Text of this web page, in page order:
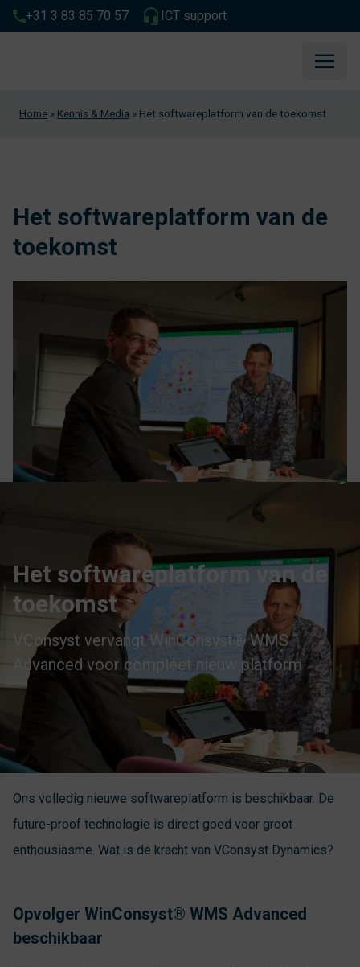
+31 3 83 85 70 57 ICT support
Home » Kennis & Media » Het softwareplatform van de toekomst
Het softwareplatform van de
toekomst
Het softwareplatform van de
toekomst
VConsyst vervangt WinConsyst® WMS
Advanced voor compleet nieuw platform
Ons volledig nieuwe softwareplatform is beschikbaar. De
future-proof technologie is direct goed voor groot
enthousiasme. Wat is de kracht van VConsyst Dynamics?
Opvolger WinConsyst® WMS Advanced
beschikbaar